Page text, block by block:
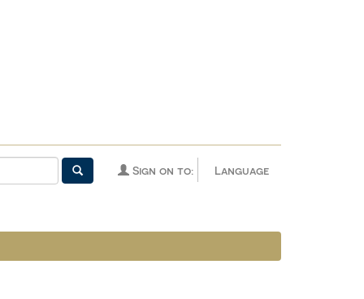
Language
Sign on to: